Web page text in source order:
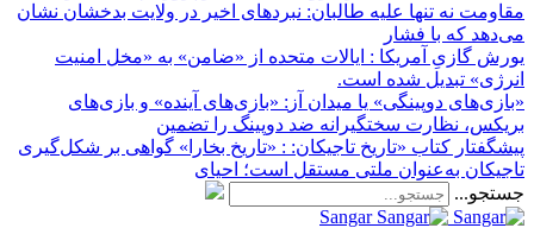
مقاومت نه تنها علیه طالبان: نبردهای اخیر در ولایت بدخشان نشان
می‌دهد که با فشار
یورش گازیِ آمریکا : ایالات متحده از «ضامن» به «مخل امنیت
انرژی» تبدیل شده است.
«بازی‌های دوپینگی» یا میدان آز : «بازی‌های آینده» و بازی‌های
بریکس، نظارت سختگیرانه ضد دوپینگ را تضمین
پیشگفتار کتاب «تاریخ تاجیکان: : «تاریخ بخارا» گواهی بر شکل‌گیری
تاجیکان به‌عنوان ملتی مستقل است؛ احیای
جستجو...
Sangar